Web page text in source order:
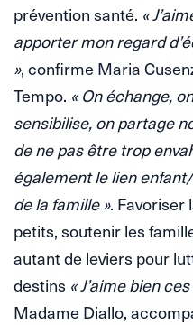
prévention santé. «
apporter mon regard
», confirme Maria
Tempo. « On échange,
sensibilise, on partage
de ne pas être trop
également le lien
de la famille ». Favoriser
petits, soutenir les
autant de leviers pour
destins « J’aime bien
Madame Diallo,